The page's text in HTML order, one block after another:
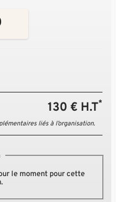
130 € H.T*
liés à l’organisation.
le moment pour cette